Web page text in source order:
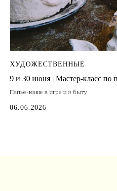
ХУДОЖЕСТВЕННЫЕ
9 и 30 июня | Мастер-класс по
Папье-маше в игре и в быту
06.06.2026